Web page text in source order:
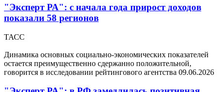
"Эксперт РА": с начала года прирост доходов
показали 58 регионов
ТАСС
Динамика основных социально-экономических показателей
остается преимущественно сдержанно положительной,
говорится в исследовании рейтингового агентства 09.06.2026